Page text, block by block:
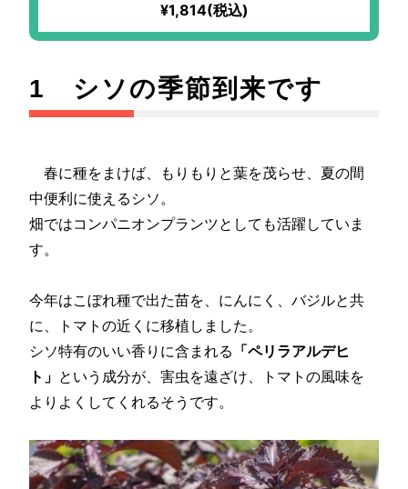
¥1,814(税込)
1 シソの季節到来です
春に種をまけば、もりもりと葉を茂らせ、夏の間
中便利に使えるシソ。
畑ではコンパニオンプランツとしても活躍していま
す。
今年はこぼれ種で出た苗を、にんにく、バジルと共
に、トマトの近くに移植しました。
シソ特有のいい香りに含まれる 「ペリラアルデヒ
ト」 という成分が、害虫を遠ざけ、トマトの風味を
よりよくしてくれるそうです。